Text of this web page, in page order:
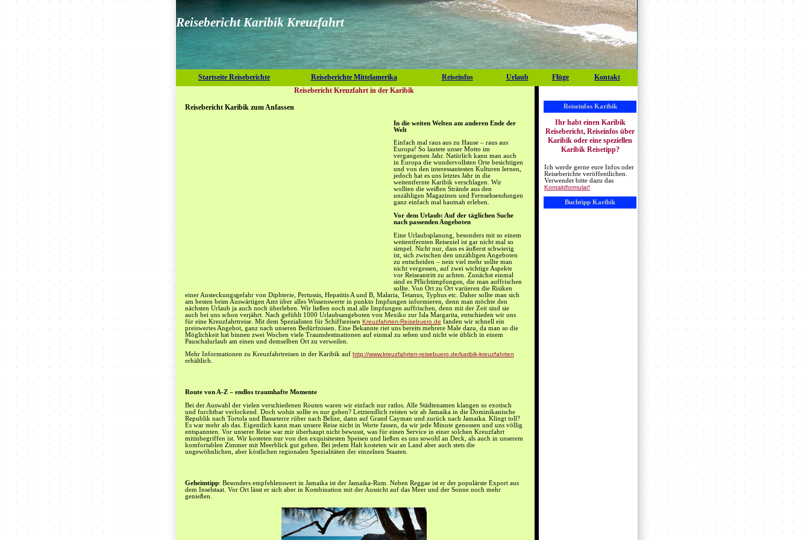
Reisebericht Karibik Kreuzfahrt
Startseite Reiseberichte Reiseberichte Mittelamerika Reiseinfos Urlaub Flüge
Kontakt
Reisebericht Kreuzfahrt in der Karibik
Reisebericht Karibik zum Anfassen
In die weiten Welten am anderen Ende der
Welt
Einfach mal raus aus zu Hause – raus aus
Europa! So lautete unser Motto im
vergangenen Jahr. Natürlich kann man auch
in Europa die wundervollsten Orte besichtigen
und von den interessantesten Kulturen lernen,
jedoch hat es uns letztes Jahr in die
weitentfernte Karibik verschlagen. Wir
wollten die weißen Strände aus den
unzähligen Magazinen und Fernsehsendungen
ganz einfach mal hautnah erleben.
Vor dem Urlaub: Auf der täglichen Suche
nach passenden Angeboten
Eine Urlaubsplanung, besonders mit so einem
weitentfernten Reiseziel ist gar nicht mal so
simpel. Nicht nur, dass es äußerst schwierig
ist, sich zwischen den unzähligen Angeboten
zu entscheiden – nein viel mehr sollte man
nicht vergessen, auf zwei wichtige Aspekte
vor Reiseantritt zu achten. Zunächst einmal
sind es Pflichtimpfungen, die man auffrischen
sollte. Von Ort zu Ort variieren die Risiken
einer Ansteckungsgefahr von Diphterie, Pertussis, Hepatitis A und B, Malaria, Tetanus, Typhus etc. Daher sollte man sich
am besten beim Auswärtigen Amt über alles Wissenswerte in punkto Impfungen informieren, denn man möchte den
nächsten Urlaub ja auch noch überleben. Wir ließen noch mal alle Impfungen auffrischen, denn mit der Zeit sind sie
auch bei uns schon verjährt. Nach gefühlt 1000 Urlaubsangeboten von Mexiko zur Isla Margarita, entschieden wir uns
für eine Kreuzfahrtreise. Mit dem Spezialisten für Schiffsreisen Kreuzfahrten-Reisebuero.de fanden wir schnell ein
preiswertes Angebot, ganz nach unseren Bedürfnissen. Eine Bekannte riet uns bereits mehrere Male dazu, da man so die
Möglichkeit hat binnen zwei Wochen viele Traumdestinationen auf einmal zu sehen und nicht wie üblich in einem
Pauschalurlaub am einen und demselben Ort zu verweilen.
Mehr Informationen zu Kreuzfahrtreisen in der Karibik auf http://www.kreuzfahrten-reisebuero.de/karibik-kreuzfahrten
erhältlich.
Route von A-Z – endlos traumhafte Momente
Bei der Auswahl der vielen verschiedenen Routen waren wir einfach nur ratlos. Alle Städtenamen klangen so exotisch
und furchtbar verlockend. Doch wohin sollte es nur gehen? Letztendlich reisten wir ab Jamaika in die Dominikanische
Republik nach Tortola und Basseterre rüber nach Belize, dann auf Grand Cayman und zurück nach Jamaika. Klingt toll?
Es war mehr als das. Eigentlich kann man unsere Reise nicht in Worte fassen, da wir jede Minute genossen und uns völlig
entspannten. Vor unserer Reise war mir überhaupt nicht bewusst, was für einen Service in einer solchen Kreuzfahrt
mitinbegriffen ist. Wir kosteten nur von den exquisitesten Speisen und ließen es uns sowohl an Deck, als auch in unserem
komfortablen Zimmer mit Meerblick gut gehen. Bei jedem Halt kosteten wir an Land aber auch stets die
ungewöhnlichen, aber köstlichen regionalen Spezialitäten der einzelnen Staaten.
Geheimtipp: Besonders empfehlenswert in Jamaika ist der Jamaika-Rum. Neben Reggae ist er der populärste Export aus
dem Inselstaat. Vor Ort lässt er sich aber in Kombination mit der Aussicht auf das Meer und der Sonne noch mehr
genießen.
Reiseinfos Karibik
Ihr habt einen Karibik
Reisebericht, Reiseinfos über
Karibik oder eine speziellen
Karibik Reisetipp?
Ich werde gerne eure Infos oder
Reiseberichte veröffentlichen.
Verwendet bitte dazu das
Kontaktformular!
Buchtipp Karibik